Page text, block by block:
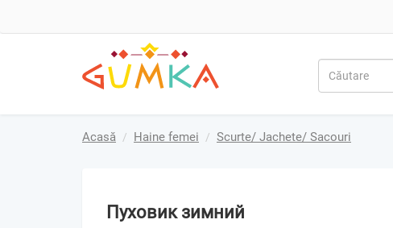
Acasă Haine femei Scurte/ Jachete/ Sacouri
Пуховик зимний